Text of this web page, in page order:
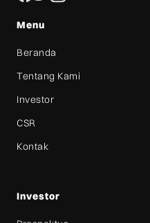
Menu
Beranda
Tentang Kami
Investor
CSR
Kontak
Investor